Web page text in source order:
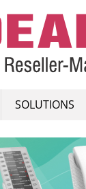
SOLUTIONS